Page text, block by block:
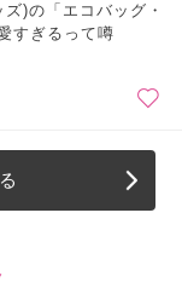
)の「エコバッグ・
すぎるって噂